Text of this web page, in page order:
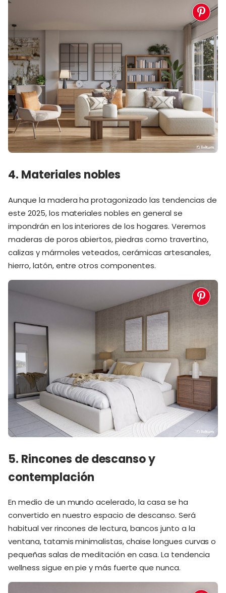
4. Materiales nobles
Aunque la madera ha protagonizado las tendencias de
este 2025, los materiales nobles en general se
impondrán en los interiores de los hogares. Veremos
maderas de poros abiertos, piedras como travertino,
calizas y mármoles veteados, cerámicas artesanales,
hierro, latón, entre otros componentes.
5. Rincones de descanso y
contemplación
En medio de un mundo acelerado, la casa se ha
convertido en nuestro espacio de descanso. Será
habitual ver rincones de lectura, bancos junto a la
ventana, tatamis minimalistas, chaise longues curvas o
pequeñas salas de meditación en casa. La tendencia
wellness sigue en pie y más fuerte que nunca.